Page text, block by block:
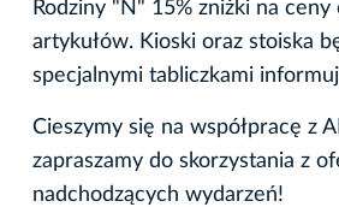
Rodziny "N" 15% zniżki na
artykułów. Kioski oraz stoiska
specjalnymi tabliczkami
Cieszymy się na współpracę z
zapraszamy do skorzystania z
nadchodzących wydarzeń!